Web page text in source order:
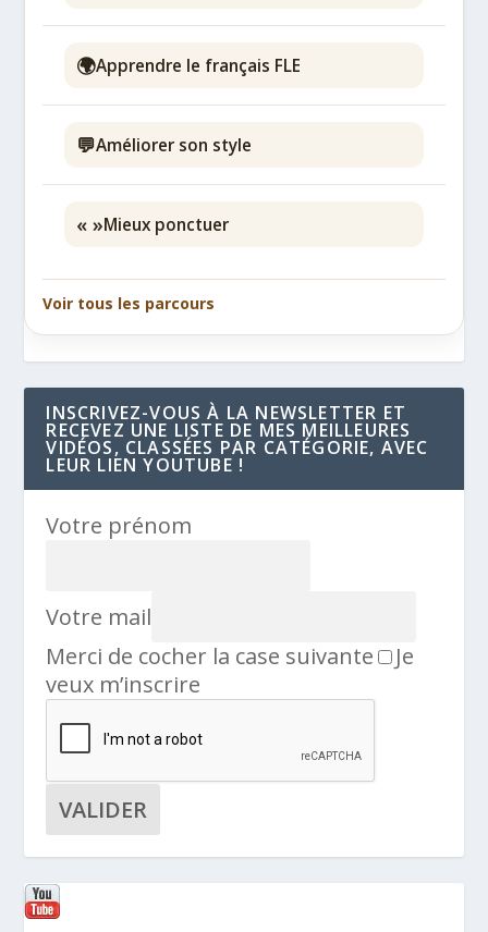
🌍Apprendre le français FLE
💬Améliorer son style
« »Mieux ponctuer
Voir tous les parcours
INSCRIVEZ-VOUS À LA NEWSLETTER ET
RECEVEZ UNE LISTE DE MES MEILLEURES
VIDÉOS, CLASSÉES PAR CATÉGORIE, AVEC
LEUR LIEN YOUTUBE !
Votre prénom
Votre mail
Merci de cocher la case suivante
Je
veux m’inscrire